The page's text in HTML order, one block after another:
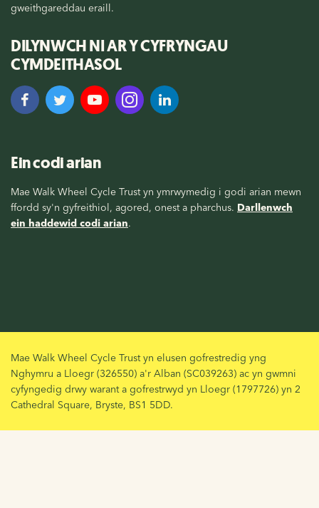
gweithgareddau eraill.
DILYNWCH NI AR Y CYFRYNGAU
CYMDEITHASOL
Ein codi arian
Mae Walk Wheel Cycle Trust yn ymrwymedig i godi arian mewn
ffordd sy'n gyfreithiol, agored, onest a pharchus. Darllenwch
ein haddewid codi arian.
Mae Walk Wheel Cycle Trust yn elusen gofrestredig yng
Nghymru a Lloegr (326550) a'r Alban (SC039263) ac yn gwmni
cyfyngedig drwy warant a gofrestrwyd yn Lloegr (1797726) yn 2
Cathedral Square, Bryste, BS1 5DD.